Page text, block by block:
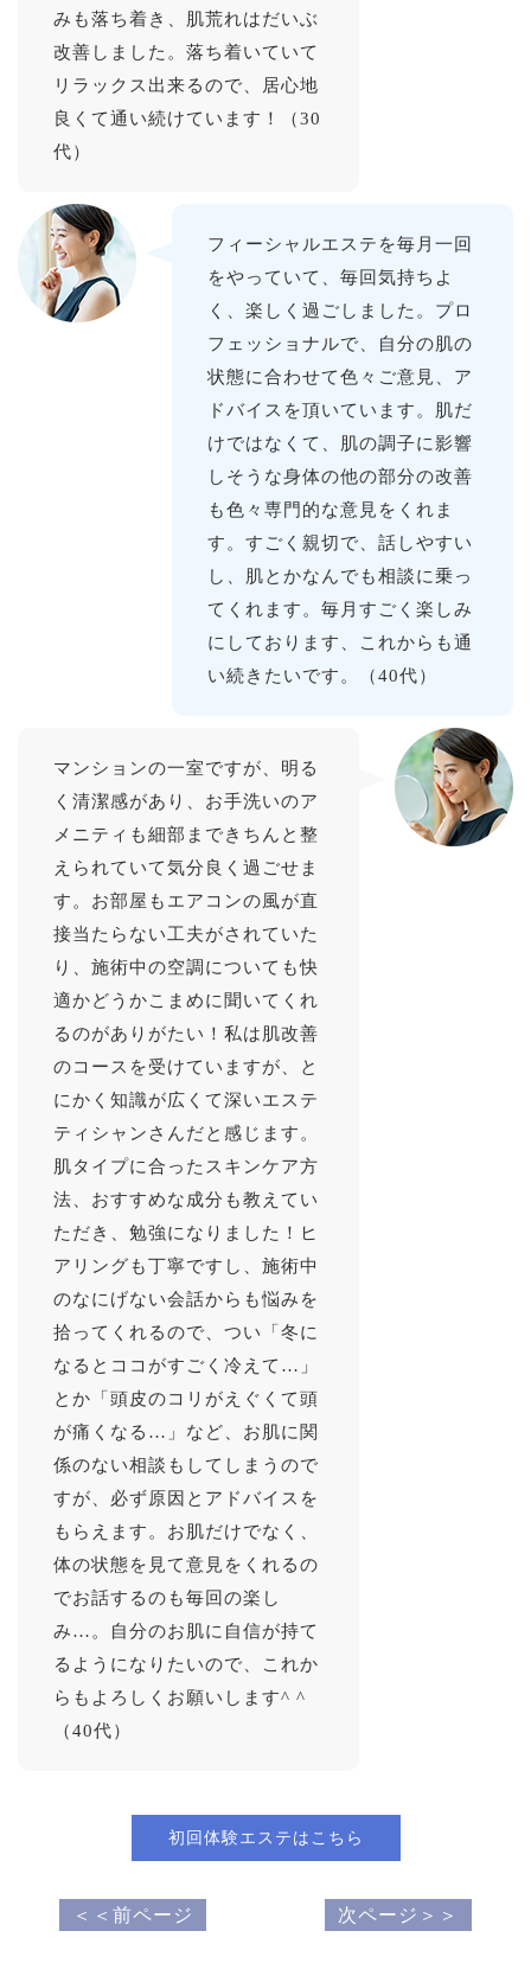
みも落ち着き、肌荒れはだいぶ
改善しました。落ち着いていて
リラックス出来るので、居心地
良くて通い続けています！（30
代）
フィーシャルエステを毎月一回
をやっていて、毎回気持ちよ
く、楽しく過ごしました。プロ
フェッショナルで、自分の肌の
状態に合わせて色々ご意見、ア
ドバイスを頂いています。肌だ
けではなくて、肌の調子に影響
しそうな身体の他の部分の改善
も色々専門的な意見をくれま
す。すごく親切で、話しやすい
し、肌とかなんでも相談に乗っ
てくれます。毎月すごく楽しみ
にしております、これからも通
い続きたいです。（40代）
マンションの一室ですが、明る
く清潔感があり、お手洗いのア
メニティも細部まできちんと整
えられていて気分良く過ごせま
す。お部屋もエアコンの風が直
接当たらない工夫がされていた
り、施術中の空調についても快
適かどうかこまめに聞いてくれ
るのがありがたい！私は肌改善
のコースを受けていますが、と
にかく知識が広くて深いエステ
ティシャンさんだと感じます。
肌タイプに合ったスキンケア方
法、おすすめな成分も教えてい
ただき、勉強になりました！ヒ
アリングも丁寧ですし、施術中
のなにげない会話からも悩みを
拾ってくれるので、つい「冬に
なるとココがすごく冷えて…」
とか「頭皮のコリがえぐくて頭
が痛くなる…」など、お肌に関
係のない相談もしてしまうので
すが、必ず原因とアドバイスを
もらえます。お肌だけでなく、
体の状態を見て意見をくれるの
でお話するのも毎回の楽し
み…。自分のお肌に自信が持て
るようになりたいので、これか
らもよろしくお願いします^ ^
（40代）
初回体験エステはこちら
＜＜前ページ 次ページ＞＞